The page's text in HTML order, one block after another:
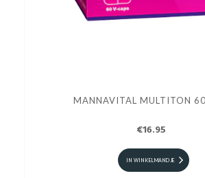
MANNAVITAL MULTITON
€16.95
IN WINKELMANDJE